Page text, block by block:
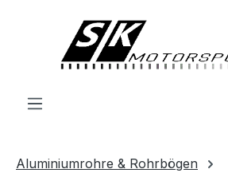
Aluminiumrohre & Rohrbögen